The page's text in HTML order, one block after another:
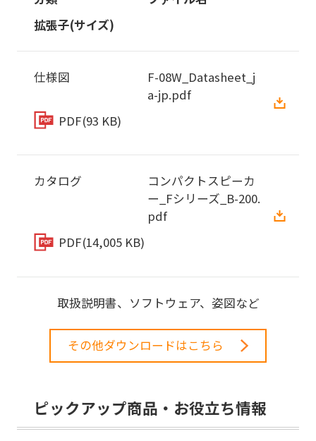
拡張子(サイズ)
仕様図
F-08W_Datasheet_j
a-jp.pdf
PDF(93 KB)
カタログ
コンパクトスピーカ
ー_Fシリーズ_B-200.
pdf
PDF(14,005 KB)
取扱説明書、ソフトウェア、姿図など
その他ダウンロードはこちら
ピックアップ商品・お役立ち情報